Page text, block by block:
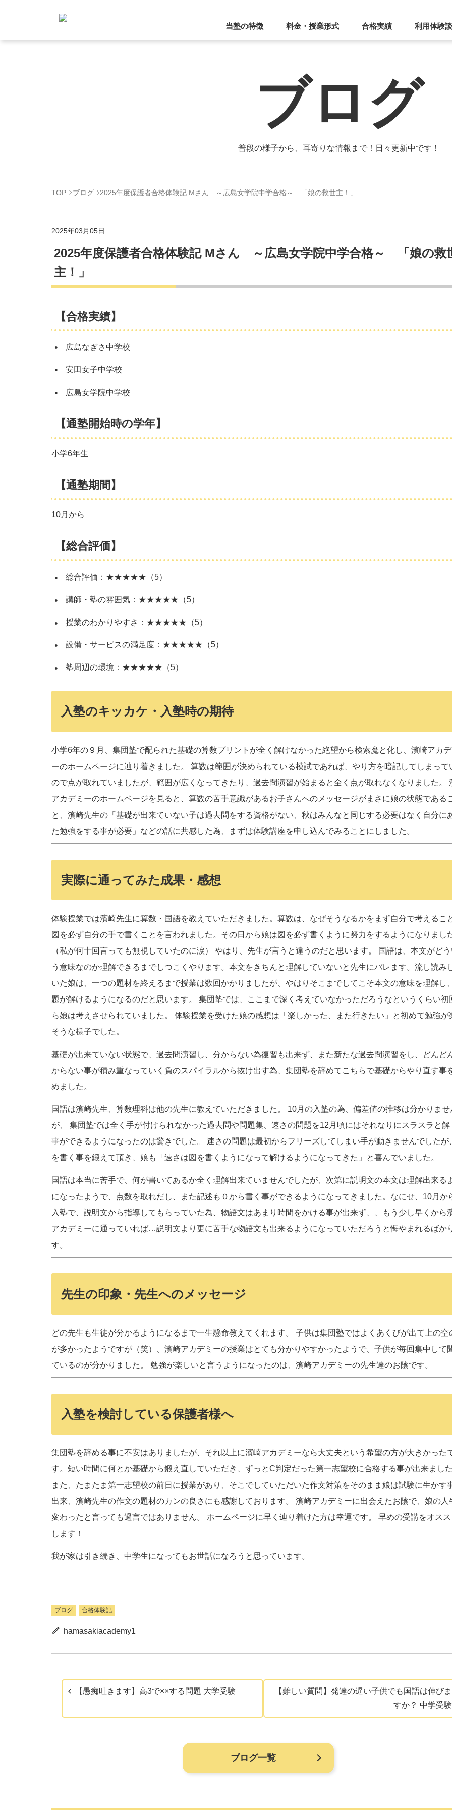
当塾の特徴 料金・授業形式 合格実績 利用体験談
ブログ
普段の様子から、耳寄りな情報まで！日々更新中です！
TOP ブログ 2025年度保護者合格体験記 Mさん ～広島女学院中学合格～ 「娘の救世主！」
2025年03月05日
2025年度保護者合格体験記 Mさん ～広島女学院中学合格～ 「娘の救
主！」
【合格実績】
広島なぎさ中学校
安田女子中学校
広島女学院中学校
【通塾開始時の学年】
小学6年生
【通塾期間】
10月から
【総合評価】
総合評価：★★★★★（5）
講師・塾の雰囲気：★★★★★（5）
授業のわかりやすさ：★★★★★（5）
設備・サービスの満足度：★★★★★（5）
塾周辺の環境：★★★★★（5）
入塾のキッカケ・入塾時の期待
小学6年の９月、集団塾で配られた基礎の算数プリントが全く解けなかった絶望から検索魔と化し、濱崎アカデ
ーのホームページに辿り着きました。 算数は範囲が決められている模試であれば、やり方を暗記してしまって
ので点が取れていましたが、範囲が広くなってきたり、過去問演習が始まると全く点が取れなくなりました。
アカデミーのホームページを見ると、算数の苦手意識があるお子さんへのメッセージがまさに娘の状態である
と、濱崎先生の「基礎が出来ていない子は過去問をする資格がない、秋はみんなと同じする必要はなく自分に
た勉強をする事が必要」などの話に共感した為、まずは体験講座を申し込んでみることにしました。
実際に通ってみた成果・感想
体験授業では濱崎先生に算数・国語を教えていただきました。算数は、なぜそうなるかをまず自分で考えるこ
図を必ず自分の手で書くことを言われました。その日から娘は図を必ず書くように努力をするようになりまし
（私が何十回言っても無視していたのに涙） やはり、先生が言うと違うのだと思います。 国語は、本文がど
う意味なのか理解できるまでしつこくやります。本文をきちんと理解していないと先生にバレます。流し読み
いた娘は、一つの題材を終えるまで授業は数回かかりましたが、やはりそこまでしてこそ本文の意味を理解し
題が解けるようになるのだと思います。 集団塾では、ここまで深く考えていなかっただろうなというくらい初
ら娘は考えさせられていました。 体験授業を受けた娘の感想は「楽しかった、また行きたい」と初めて勉強が
そうな様子でした。
基礎が出来ていない状態で、過去問演習し、分からない為復習も出来ず、また新たな過去問演習をし、どんど
からない事が積み重なっていく負のスパイラルから抜け出す為、集団塾を辞めてこちらで基礎からやり直す事
めました。
国語は濱崎先生、算数理科は他の先生に教えていただきました。 10月の入塾の為、偏差値の推移は分かりませ
が、 集団塾では全く手が付けられなかった過去問や問題集、速さの問題を12月頃にはそれなりにスラスラと解
事ができるようになったのは驚きでした。 速さの問題は最初からフリーズしてしまい手が動きませんでしたが
を書く事を鍛えて頂き、娘も「速さは図を書くようになって解けるようになってきた」と喜んでいました。
国語は本当に苦手で、何が書いてあるか全く理解出来ていませんでしたが、次第に説明文の本文は理解出来る
になったようで、点数を取れだし、また記述も０から書く事ができるようになってきました。なにせ、10月か
入塾で、説明文から指導してもらっていた為、物語文はあまり時間をかける事が出来ず、、もう少し早くから
アカデミーに通っていれば…説明文より更に苦手な物語文も出来るようになっていただろうと悔やまれるばか
す。
先生の印象・先生へのメッセージ
どの先生も生徒が分かるようになるまで一生懸命教えてくれます。 子供は集団塾ではよくあくびが出て上の空
が多かったようですが（笑）、濱崎アカデミーの授業はとても分かりやすかったようで、子供が毎回集中して
ているのが分かりました。 勉強が楽しいと言うようになったのは、濱崎アカデミーの先生達のお陰です。
入塾を検討している保護者様へ
集団塾を辞める事に不安はありましたが、それ以上に濱崎アカデミーなら大丈夫という希望の方が大きかった
す。短い時間に何とか基礎から鍛え直していただき、ずっとC判定だった第一志望校に合格する事が出来ました
また、たまたま第一志望校の前日に授業があり、そこでしていただいた作文対策をそのまま娘は試験に生かす
出来、濱崎先生の作文の題材のカンの良さにも感謝しております。 濱崎アカデミーに出会えたお陰で、娘の人
変わったと言っても過言ではありません。 ホームページに早く辿り着けた方は幸運です。 早めの受講をオスス
します！
我が家は引き続き、中学生になってもお世話になろうと思っています。
ブログ 合格体験記
hamasakiacademy1
【愚痴吐きます】高3で××する問題 大学受験
【難しい質問】発達の遅い子供でも国語は伸びま
すか？ 中学受験
ブログ一覧